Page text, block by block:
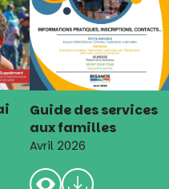
Guide des services
aux familles
Avril 2026